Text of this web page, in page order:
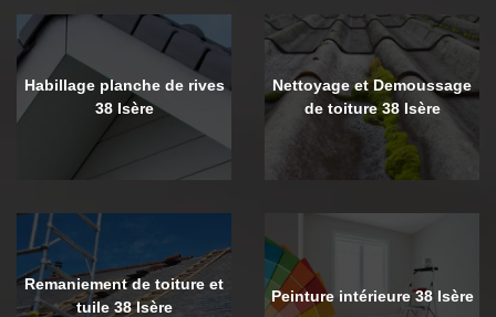
Habillage planche de rives
38 Isère
Nettoyage et Demoussage
de toiture 38 Isère
Remaniement de toiture et
tuile 38 Isère
Peinture intérieure 38 Isère